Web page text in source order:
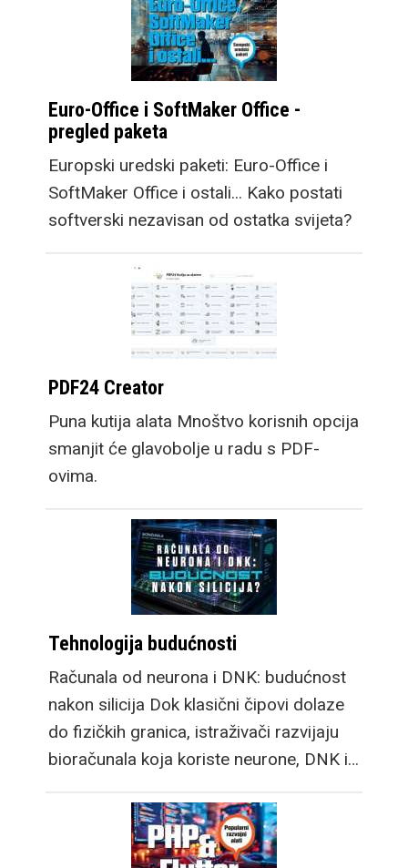
Euro-Office i SoftMaker Office -
pregled paketa
Europski uredski paketi: Euro-Office i
SoftMaker Office i ostali... Kako postati
softverski nezavisan od ostatka svijeta?
PDF24 Creator
Puna kutija alata Mnoštvo korisnih opcija
smanjit će glavobolje u radu s PDF-
ovima.
Tehnologija budućnosti
Računala od neurona i DNK: budućnost
nakon silicija Dok klasični čipovi dolaze
do fizičkih granica, istraživači razvijaju
bioračunala koja koriste neurone, DNK i…